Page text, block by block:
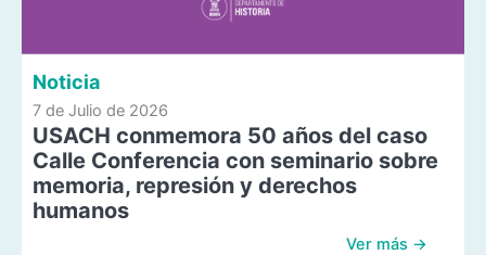
Noticia
7 de Julio de 2026
USACH conmemora 50 años del caso
Calle Conferencia con seminario sobre
memoria, represión y derechos
humanos
Ver más →